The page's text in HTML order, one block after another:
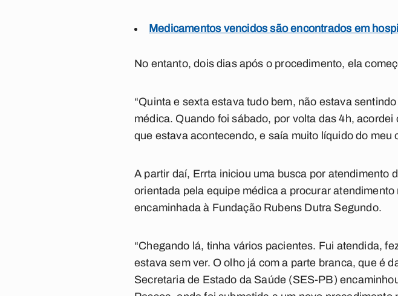
Medicamentos vencidos são encontrados em
No entanto, dois dias após o procedimento, ela
“Quinta e sexta estava tudo bem, não estava
médica. Quando foi sábado, por volta das 4h,
que estava acontecendo, e saía muito líquido do meu
A partir daí, Errta iniciou uma busca por atendimento
orientada pela equipe médica a procurar
encaminhada à Fundação Rubens Dutra Segundo.
“Chegando lá, tinha vários pacientes. Fui atendida,
estava sem ver. O olho já com a parte branca, que é
Secretaria de Estado da Saúde (SES-PB)